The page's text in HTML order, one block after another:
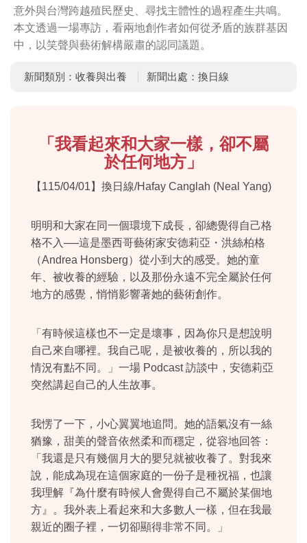
意外與台灣跨越殖民歷史、尋找主體性的過程產生共鳴。
本文透過一場專訪，看兩地創作者如何從矛盾的族群基因
中，以笑聲與藝術解構嚴肅的認同議題。
新聞類別：收養與出養 新聞出處：換日線
「我看起來和大家一樣，卻不屬
於任何地方」
【115/04/01】換日線/Hafay Canglah (Neal Yang)
明明和大家在同一個環境下成長，卻總覺得自己格
格不入──這是墨西哥藝術家安德莉亞・洪絲柏格
（Andrea Honsberg）從小到大的感受。她的童
年、被收養的經驗，以及那份永遠不完全屬於任何
地方的感覺，悄悄影響著她的藝術創作。
「有時候這樣也不一定是壞事，因為你只是想說明
自己來自哪裡。我自己呢，是被收養的，所以我的
情況有點不同。」一場 Podcast 訪談中，安德莉亞
突然講起自己的人生故事。
我愣了一下，小心翼翼地追問。她的語氣沒有一絲
猶豫，甜美的聲音依然柔和而穩定，從容地回答：
「我還是只有幾個月大的嬰兒就被收養了。對我來
說，能成為現在這個家庭的一份子是種祝福，也讓
我理解『為什麼有時候人會覺得自己不屬於某個地
方』。我外表上看起來和大多數人一樣，但在我最
親近的圈子裡，一切卻顯得非常不同。」